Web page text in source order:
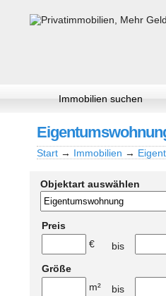
Immobilien suchen
Start → Immobilien →
Objektart auswählen
Preis
€
bis
Größe
m²
bis